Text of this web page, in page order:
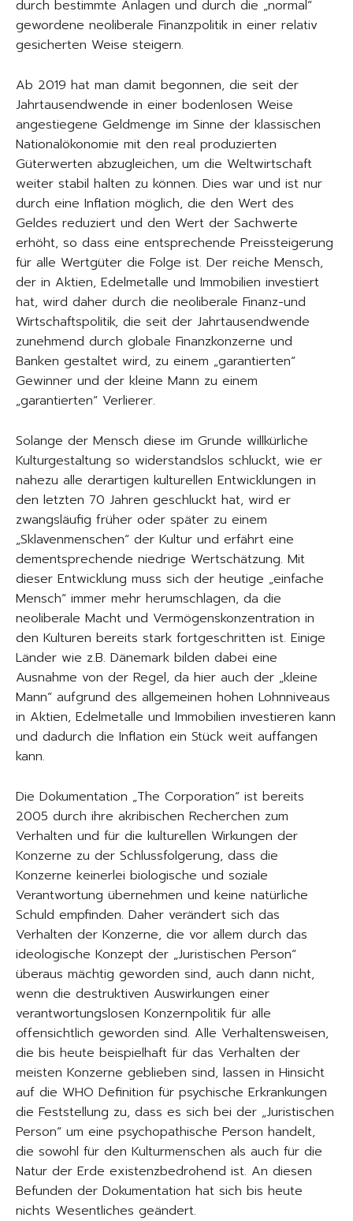
durch bestimmte Anlagen und durch die „normal“
gewordene neoliberale Finanzpolitik in einer relativ
gesicherten Weise steigern.
Ab 2019 hat man damit begonnen, die seit der
Jahrtausendwende in einer bodenlosen Weise
angestiegene Geldmenge im Sinne der klassischen
Nationalökonomie mit den real produzierten
Güterwerten abzugleichen, um die Weltwirtschaft
weiter stabil halten zu können. Dies war und ist nur
durch eine Inflation möglich, die den Wert des
Geldes reduziert und den Wert der Sachwerte
erhöht, so dass eine entsprechende Preissteigerung
für alle Wertgüter die Folge ist. Der reiche Mensch,
der in Aktien, Edelmetalle und Immobilien investiert
hat, wird daher durch die neoliberale Finanz-und
Wirtschaftspolitik, die seit der Jahrtausendwende
zunehmend durch globale Finanzkonzerne und
Banken gestaltet wird, zu einem „garantierten“
Gewinner und der kleine Mann zu einem
„garantierten“ Verlierer.
Solange der Mensch diese im Grunde willkürliche
Kulturgestaltung so widerstandslos schluckt, wie er
nahezu alle derartigen kulturellen Entwicklungen in
den letzten 70 Jahren geschluckt hat, wird er
zwangsläufig früher oder später zu einem
„Sklavenmenschen“ der Kultur und erfährt eine
dementsprechende niedrige Wertschätzung. Mit
dieser Entwicklung muss sich der heutige „einfache
Mensch“ immer mehr herumschlagen, da die
neoliberale Macht und Vermögenskonzentration in
den Kulturen bereits stark fortgeschritten ist. Einige
Länder wie z.B. Dänemark bilden dabei eine
Ausnahme von der Regel, da hier auch der „kleine
Mann“ aufgrund des allgemeinen hohen Lohnniveaus
in Aktien, Edelmetalle und Immobilien investieren kann
und dadurch die Inflation ein Stück weit auffangen
kann.
Die Dokumentation „The Corporation“ ist bereits
2005 durch ihre akribischen Recherchen zum
Verhalten und für die kulturellen Wirkungen der
Konzerne zu der Schlussfolgerung, dass die
Konzerne keinerlei biologische und soziale
Verantwortung übernehmen und keine natürliche
Schuld empfinden. Daher verändert sich das
Verhalten der Konzerne, die vor allem durch das
ideologische Konzept der „Juristischen Person“
überaus mächtig geworden sind, auch dann nicht,
wenn die destruktiven Auswirkungen einer
verantwortungslosen Konzernpolitik für alle
offensichtlich geworden sind. Alle Verhaltensweisen,
die bis heute beispielhaft für das Verhalten der
meisten Konzerne geblieben sind, lassen in Hinsicht
auf die WHO Definition für psychische Erkrankungen
die Feststellung zu, dass es sich bei der „Juristischen
Person“ um eine psychopathische Person handelt,
die sowohl für den Kulturmenschen als auch für die
Natur der Erde existenzbedrohend ist. An diesen
Befunden der Dokumentation hat sich bis heute
nichts Wesentliches geändert.